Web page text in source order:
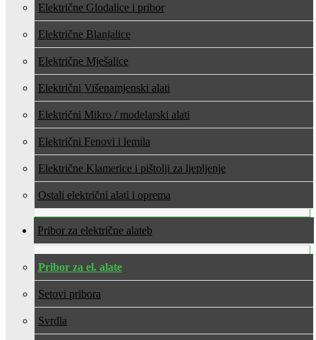
Električne Glodalice i pribor
Električne Blanjalice
Električne Mješalice
Električni Višenamjenski alati
Električni Mikro / modelarski alati
Električni Fenovi i lemila
Električne Klamerice i pištolji za ljepljenje
Ostali električni alati i oprema
Pribor za električne alate
Pribor za el. alate
Setovi pribora
Svrdla